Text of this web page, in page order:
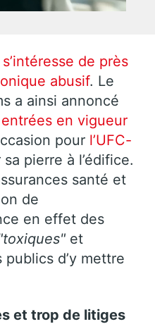
s’intéresse de près
abusif. Le
a ainsi annoncé
en vigueur
pour l’UFC-
sa pierre à l’édifice.
santé et
de
en effet des
et
d’y mettre
et trop de litiges